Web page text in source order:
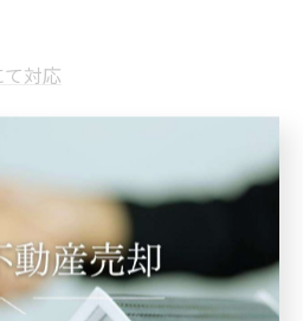
対応